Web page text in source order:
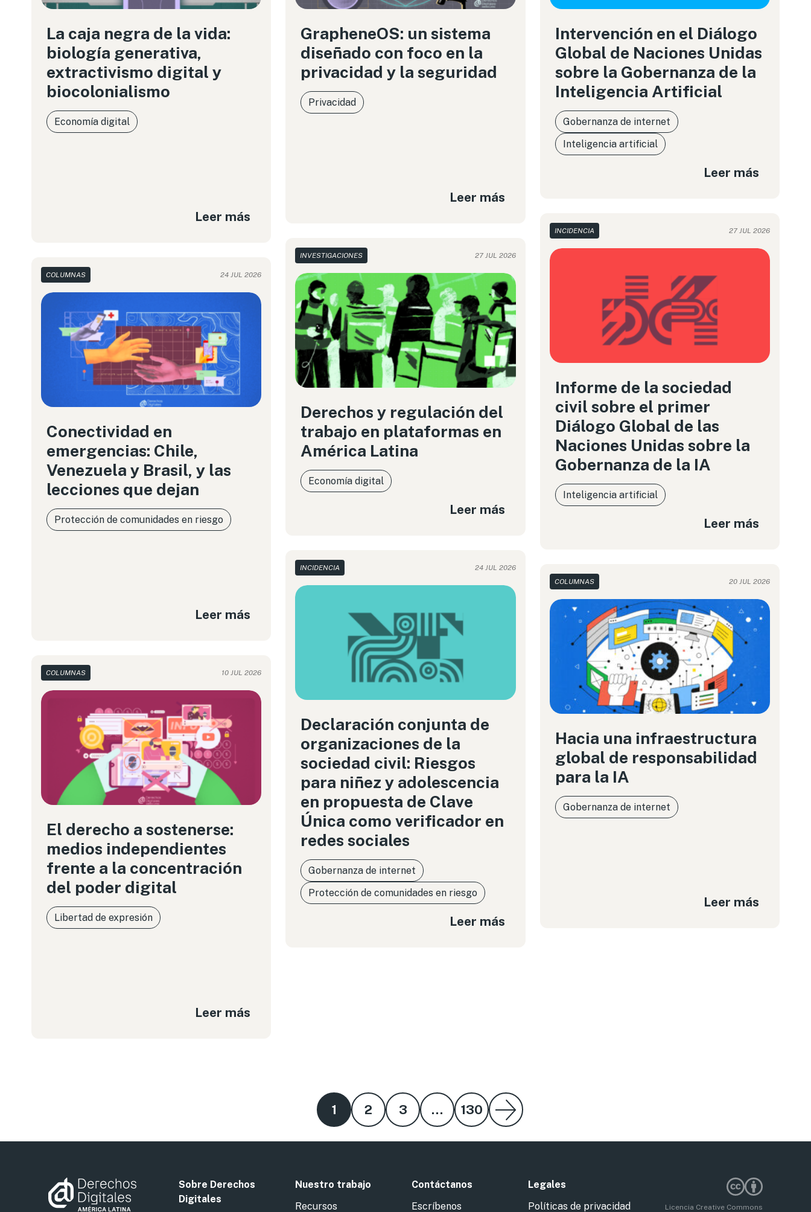
La caja negra de la vida:
biología generativa,
extractivismo digital y
biocolonialismo
Economía digital
Leer más
GrapheneOS: un sistema
diseñado con foco en la
privacidad y la seguridad
Privacidad
Leer más
Intervención en el Diálogo
Global de Naciones Unidas
sobre la Gobernanza de la
Inteligencia Artificial
Gobernanza de internet
Inteligencia artificial
Leer más
INCIDENCIA 27 JUL 2026
Informe de la sociedad
civil sobre el primer
Diálogo Global de las
Naciones Unidas sobre la
Gobernanza de la IA
Inteligencia artificial
Leer más
INVESTIGACIONES 27 JUL 2026
Derechos y regulación del
trabajo en plataformas en
América Latina
Economía digital
Leer más
COLUMNAS 24 JUL 2026
Conectividad en
emergencias: Chile,
Venezuela y Brasil, y las
lecciones que dejan
Protección de comunidades en riesgo
Leer más
INCIDENCIA 24 JUL 2026
Declaración conjunta de
organizaciones de la
sociedad civil: Riesgos
para niñez y adolescencia
en propuesta de Clave
Única como verificador en
redes sociales
Gobernanza de internet
Protección de comunidades en riesgo
Leer más
COLUMNAS 20 JUL 2026
Hacia una infraestructura
global de responsabilidad
para la IA
Gobernanza de internet
Leer más
COLUMNAS 10 JUL 2026
El derecho a sostenerse:
medios independientes
frente a la concentración
del poder digital
Libertad de expresión
Leer más
1 2 3 … 130
Sobre Derechos
Digitales
Nuestro trabajo
Recursos
Contáctanos
Escríbenos
Legales
Políticas de privacidad
Licencia Creative Commons